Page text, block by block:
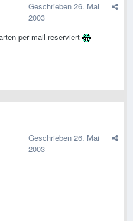
Geschrieben 26. Mai
2003
per mail reserviert
Geschrieben 26. Mai
2003